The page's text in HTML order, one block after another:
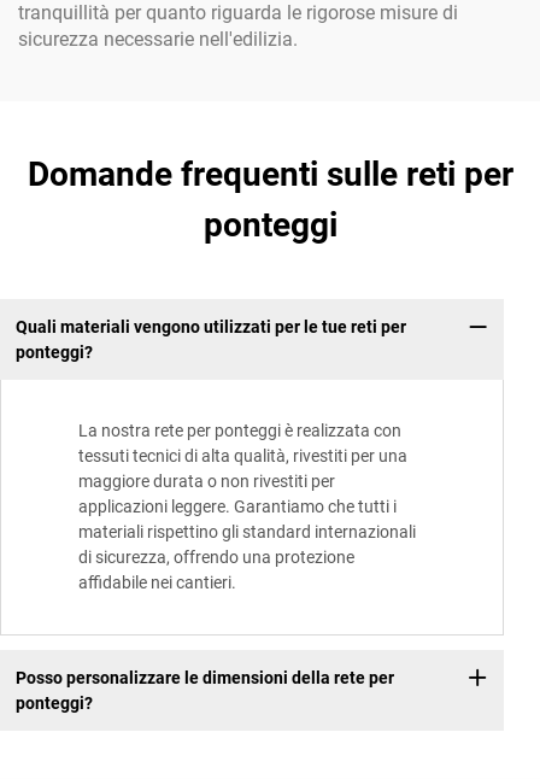
tranquillità per quanto riguarda le rigorose misure di
sicurezza necessarie nell'edilizia.
Domande frequenti sulle reti per
ponteggi
Quali materiali vengono utilizzati per le tue reti per
ponteggi?
La nostra rete per ponteggi è realizzata con
tessuti tecnici di alta qualità, rivestiti per una
maggiore durata o non rivestiti per
applicazioni leggere. Garantiamo che tutti i
materiali rispettino gli standard internazionali
di sicurezza, offrendo una protezione
affidabile nei cantieri.
Posso personalizzare le dimensioni della rete per
ponteggi?